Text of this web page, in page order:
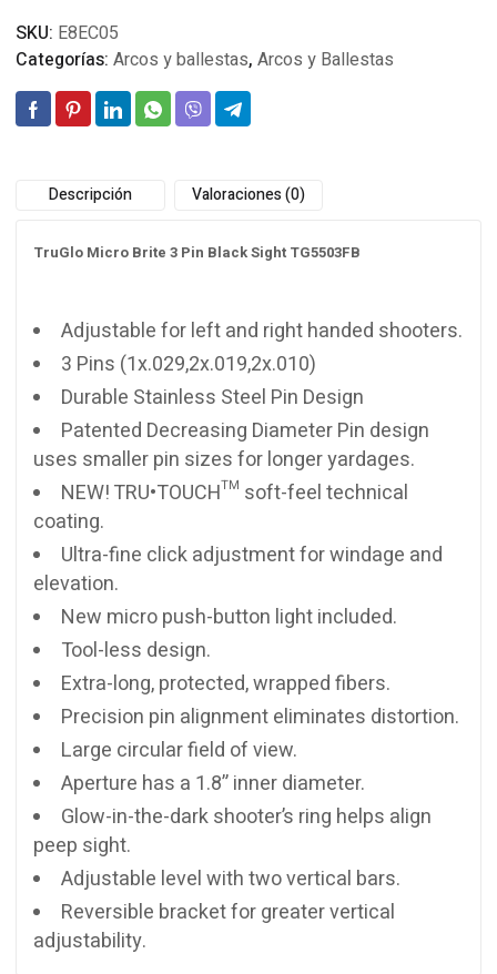
SKU: E8EC05
Categorías: Arcos y ballestas, Arcos y Ballestas
Descripción Valoraciones (0)
TruGlo Micro Brite 3 Pin Black Sight TG5503FB
Adjustable for left and right handed shooters.
3 Pins (1x.029,2x.019,2x.010)
Durable Stainless Steel Pin Design
Patented Decreasing Diameter Pin design
uses smaller pin sizes for longer yardages.
NEW! TRU•TOUCH™ soft-feel technical
coating.
Ultra-fine click adjustment for windage and
elevation.
New micro push-button light included.
Tool-less design.
Extra-long, protected, wrapped fibers.
Precision pin alignment eliminates distortion.
Large circular field of view.
Aperture has a 1.8” inner diameter.
Glow-in-the-dark shooter’s ring helps align
peep sight.
Adjustable level with two vertical bars.
Reversible bracket for greater vertical
adjustability.